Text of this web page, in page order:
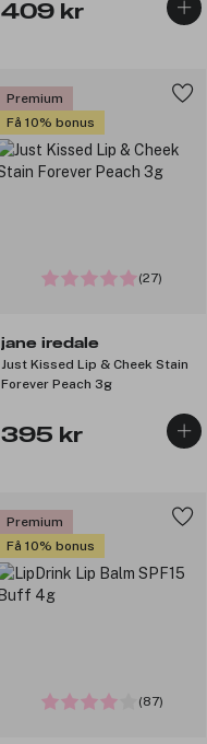
409 kr
Premium
Få 10% bonus
(27)
jane iredale
Just Kissed Lip & Cheek Stain
Forever Peach 3g
395 kr
Premium
Få 10% bonus
(87)